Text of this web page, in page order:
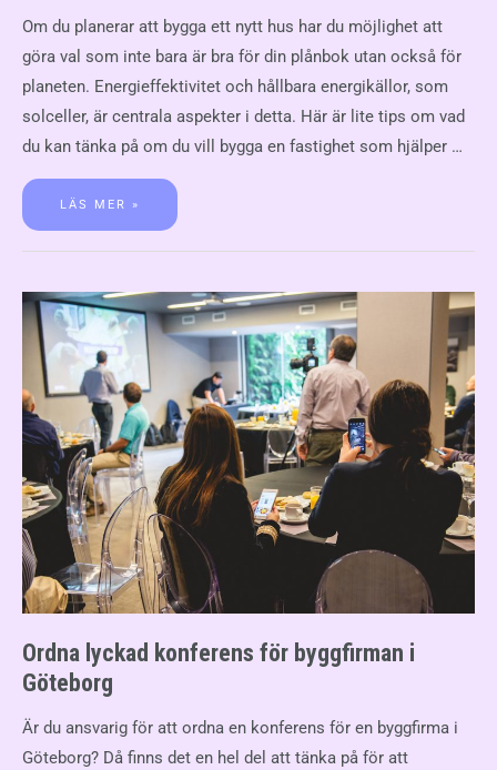
Om du planerar att bygga ett nytt hus har du möjlighet att
göra val som inte bara är bra för din plånbok utan också för
planeten. Energieffektivitet och hållbara energikällor, som
solceller, är centrala aspekter i detta. Här är lite tips om vad
du kan tänka på om du vill bygga en fastighet som hjälper …
LÄS MER »
Ordna lyckad konferens för byggfirman i
Göteborg
Är du ansvarig för att ordna en konferens för en byggfirma i
Göteborg? Då finns det en hel del att tänka på för att